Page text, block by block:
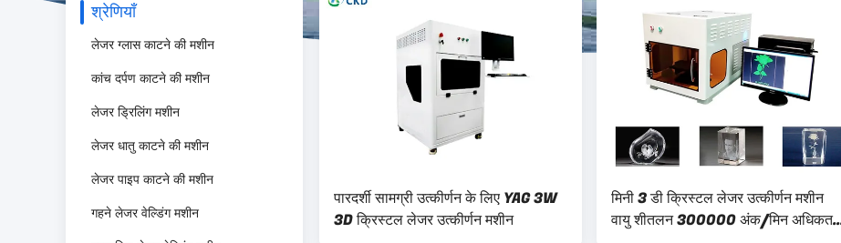
श्रेणियाँ
लेजर ग्लास काटने की मशीन
कांच दर्पण काटने की मशीन
लेजर ड्रिलिंग मशीन
लेजर धातु काटने की मशीन
लेजर पाइप काटने की मशीन
गहने लेजर वेल्डिंग मशीन
पारदर्शी सामग्री उत्कीर्णन के लिए YAG 3W
3D क्रिस्टल लेजर उत्कीर्णन मशीन
मिनी 3 डी क्रिस्टल लेजर उत्कीर्णन मशीन
वायु शीतलन 300000 अंक/मिन अधिकतम